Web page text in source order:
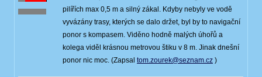
pilířích max 0,5 m a silný zákal. Kdyby nebyly ve vodě
vyvázány trasy, kterých se dalo držet, byl by to navigační
ponor s kompasem. Viděno hodně malých úhořů a
kolega viděl krásnou metrovou štiku v 8 m. Jinak dnešní
ponor nic moc. (Zapsal tom.zourek@seznam.cz )